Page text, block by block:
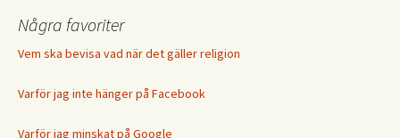
Några favoriter
Vem ska bevisa vad när det gäller religion
Varför jag inte hänger på Facebook
Varför jag minskat på Google